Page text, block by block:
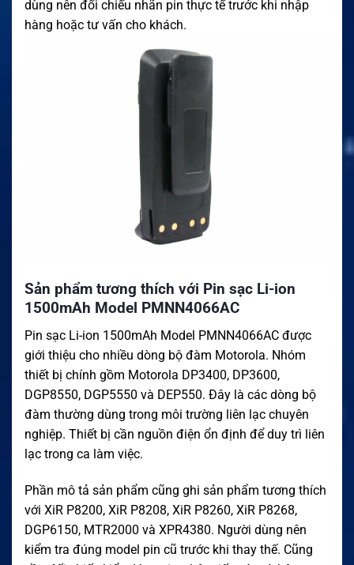
dùng nên đối chiếu nhãn pin thực tế trước khi nhập
hàng hoặc tư vấn cho khách.
Sản phẩm tương thích với Pin sạc Li-ion
1500mAh Model PMNN4066AC
Pin sạc Li-ion 1500mAh Model PMNN4066AC được
giới thiệu cho nhiều dòng bộ đàm Motorola. Nhóm
thiết bị chính gồm Motorola DP3400, DP3600,
DGP8550, DGP5550 và DEP550. Đây là các dòng bộ
đàm thường dùng trong môi trường liên lạc chuyên
nghiệp. Thiết bị cần nguồn điện ổn định để duy trì liên
lạc trong ca làm việc.
Phần mô tả sản phẩm cũng ghi sản phẩm tương thích
với XiR P8200, XiR P8208, XiR P8260, XiR P8268,
DGP6150, MTR2000 và XPR4380. Người dùng nên
kiểm tra đúng model pin cũ trước khi thay thế. Cũng